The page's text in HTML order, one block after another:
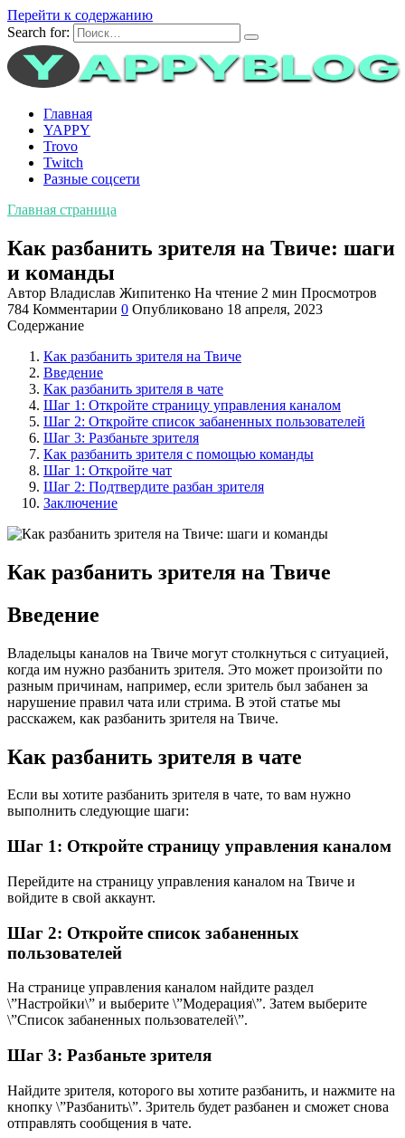
Перейти к содержанию
Search for:
Главная
YAPPY
Trovo
Twitch
Разные соцсети
Главная страница
Как разбанить зрителя на Твиче: шаги
и команды
Автор Владислав Жипитенко На чтение 2 мин Просмотров
784 Комментарии 0 Опубликовано 18 апреля, 2023
Содержание
Как разбанить зрителя на Твиче
Введение
Как разбанить зрителя в чате
Шаг 1: Откройте страницу управления каналом
Шаг 2: Откройте список забаненных пользователей
Шаг 3: Разбаньте зрителя
Как разбанить зрителя с помощью команды
Шаг 1: Откройте чат
Шаг 2: Подтвердите разбан зрителя
Заключение
Как разбанить зрителя на Твиче
Введение
Владельцы каналов на Твиче могут столкнуться с ситуацией,
когда им нужно разбанить зрителя. Это может произойти по
разным причинам, например, если зритель был забанен за
нарушение правил чата или стрима. В этой статье мы
расскажем, как разбанить зрителя на Твиче.
Как разбанить зрителя в чате
Если вы хотите разбанить зрителя в чате, то вам нужно
выполнить следующие шаги:
Шаг 1: Откройте страницу управления каналом
Перейдите на страницу управления каналом на Твиче и
войдите в свой аккаунт.
Шаг 2: Откройте список забаненных
пользователей
На странице управления каналом найдите раздел
\”Настройки\” и выберите \”Модерация\”. Затем выберите
\”Список забаненных пользователей\”.
Шаг 3: Разбаньте зрителя
Найдите зрителя, которого вы хотите разбанить, и нажмите на
кнопку \”Разбанить\”. Зритель будет разбанен и сможет снова
отправлять сообщения в чате.